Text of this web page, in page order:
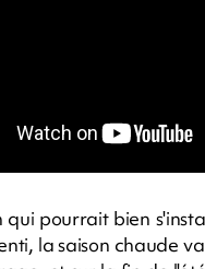
qui pourrait bien
la saison chaude